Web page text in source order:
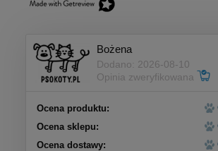
Bożena
Dodano: 2026-08-10
Opinia zweryfikowana
Ocena produktu:
Ocena sklepu:
Ocena dostawy: